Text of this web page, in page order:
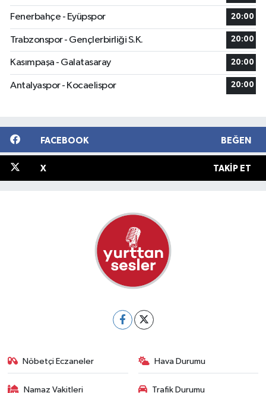
Fenerbahçe - Eyüpspor 20:00
Trabzonspor - Gençlerbirliği S.K. 20:00
Kasımpaşa - Galatasaray 20:00
Antalyaspor - Kocaelispor 20:00
FACEBOOK BEĞEN
X TAKIP ET
Nöbetçi Eczaneler Hava Durumu
Namaz Vakitleri Trafik Durumu